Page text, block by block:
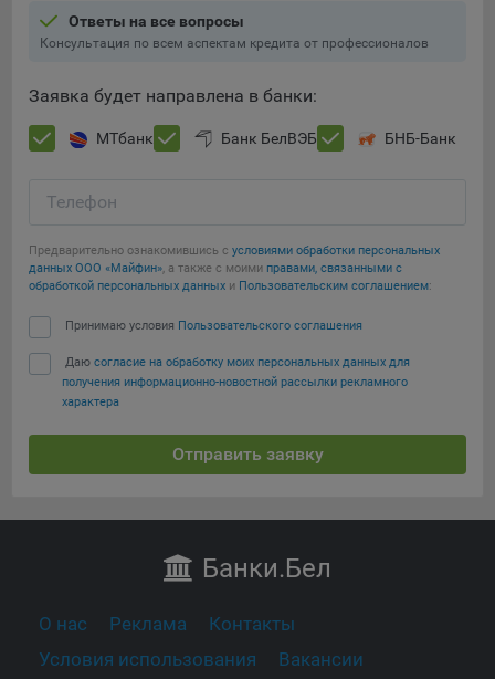
Ответы на все вопросы
Консультация по всем аспектам кредита от профессионалов
Заявка будет направлена в банки:
МТбанк Банк БелВЭБ БНБ-Банк
Телефон
Предварительно ознакомившись с условиями обработки персональных
данных ООО «Майфин», а также с моими правами, связанными с
обработкой персональных данных и Пользовательским соглашением:
Принимаю условия Пользовательского соглашения
Даю согласие на обработку моих персональных данных для
получения информационно-новостной рассылки рекламного
характера
Отправить заявку
Банки.Бел
О нас Реклама
Контакты
Условия использования
Вакансии